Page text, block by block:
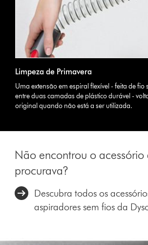
Limpeza de Primavera
Uma extensão em espiral flexível - feita de
entre duas camadas de plástico durável -
original quando não está a ser utilizada.
Não encontrou o acessório
procurava?
Descubra todos os
aspiradores sem fios da